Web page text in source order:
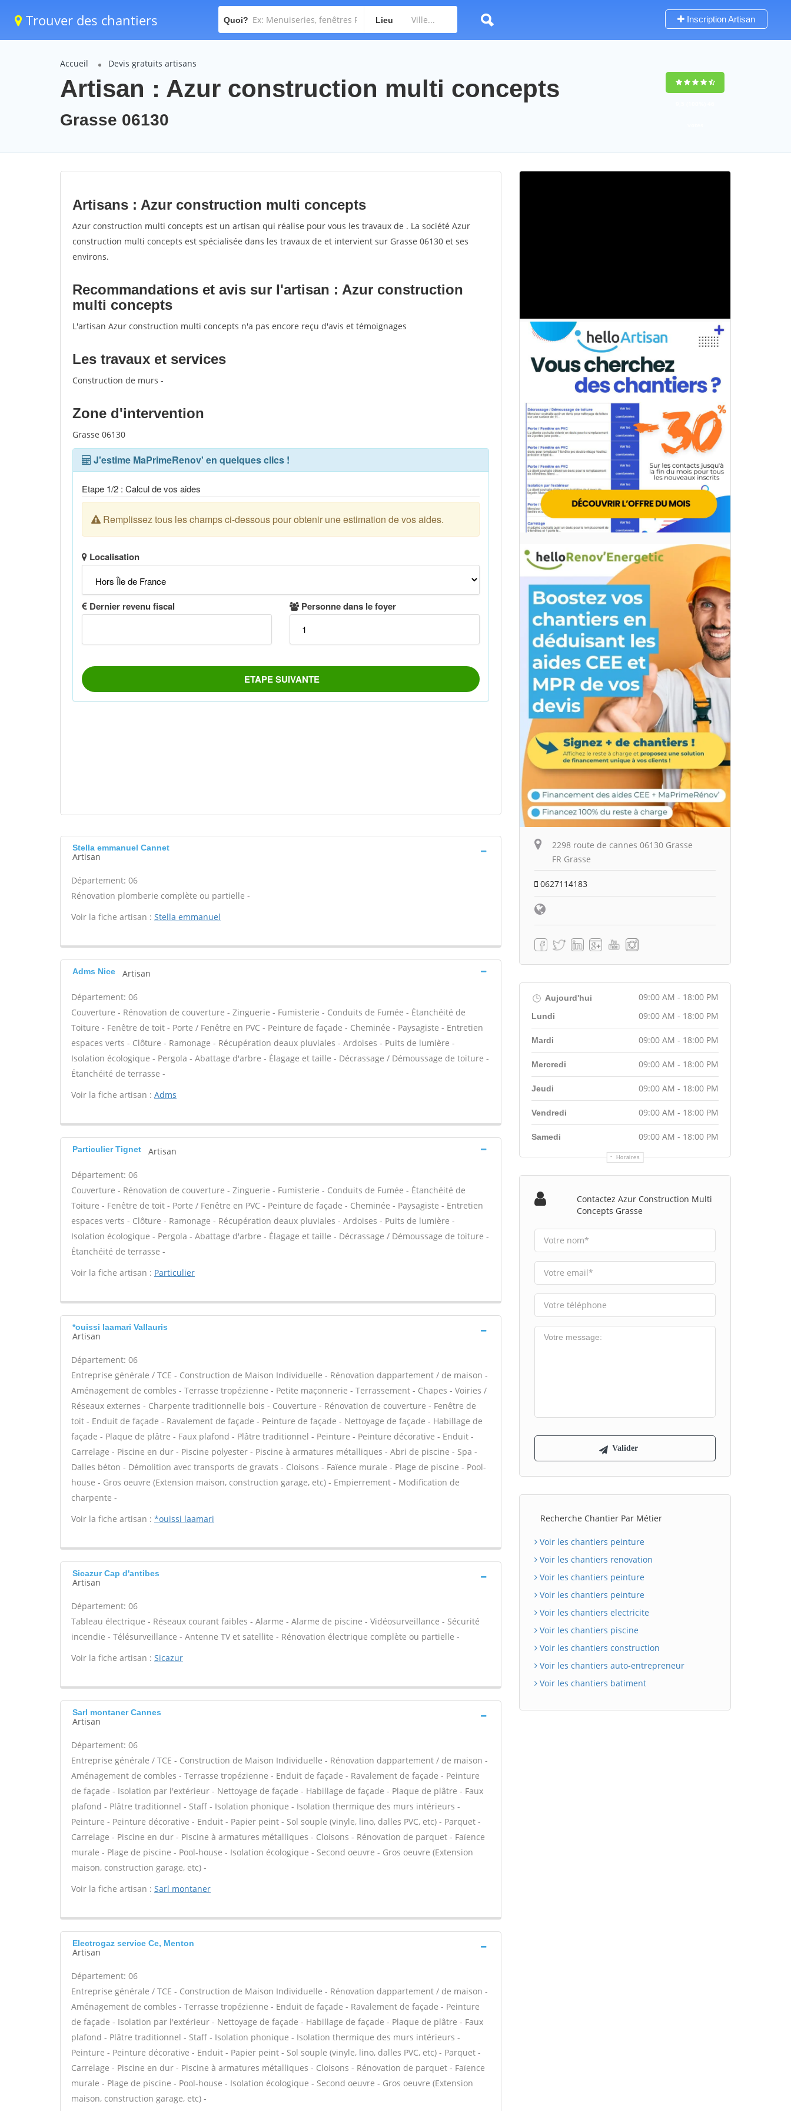
Trouver des chantiers Quoi? Lieu Inscription Artisan
Accueil Devis gratuits artisans
Artisan : Azur construction multi concepts
Grasse 06130
Artisans : Azur construction multi concepts
Azur construction multi concepts est un artisan qui réalise pour vous les travaux de . La société Azur
construction multi concepts est spécialisée dans les travaux de et intervient sur Grasse 06130 et ses
environs.
Recommandations et avis sur l'artisan : Azur construction
multi concepts
L'artisan Azur construction multi concepts n'a pas encore reçu d'avis et témoignages
Les travaux et services
Construction de murs -
Zone d'intervention
Grasse 06130
Stella emmanuel Cannet
Artisan
Département: 06
Rénovation plomberie complète ou partielle -
Voir la fiche artisan : Stella emmanuel
Adms Nice Artisan
Département: 06
Couverture - Rénovation de couverture - Zinguerie - Fumisterie - Conduits de Fumée - Étanchéité de
Toiture - Fenêtre de toit - Porte / Fenêtre en PVC - Peinture de façade - Cheminée - Paysagiste - Entretien
espaces verts - Clôture - Ramonage - Récupération deaux pluviales - Ardoises - Puits de lumière -
Isolation écologique - Pergola - Abattage d'arbre - Élagage et taille - Décrassage / Démoussage de toiture -
Étanchéité de terrasse -
Voir la fiche artisan : Adms
Particulier Tignet Artisan
Département: 06
Couverture - Rénovation de couverture - Zinguerie - Fumisterie - Conduits de Fumée - Étanchéité de
Toiture - Fenêtre de toit - Porte / Fenêtre en PVC - Peinture de façade - Cheminée - Paysagiste - Entretien
espaces verts - Clôture - Ramonage - Récupération deaux pluviales - Ardoises - Puits de lumière -
Isolation écologique - Pergola - Abattage d'arbre - Élagage et taille - Décrassage / Démoussage de toiture -
Étanchéité de terrasse -
Voir la fiche artisan : Particulier
*ouissi laamari Vallauris
Artisan
Département: 06
Entreprise générale / TCE - Construction de Maison Individuelle - Rénovation dappartement / de maison -
Aménagement de combles - Terrasse tropézienne - Petite maçonnerie - Terrassement - Chapes - Voiries /
Réseaux externes - Charpente traditionnelle bois - Couverture - Rénovation de couverture - Fenêtre de
toit - Enduit de façade - Ravalement de façade - Peinture de façade - Nettoyage de façade - Habillage de
façade - Plaque de plâtre - Faux plafond - Plâtre traditionnel - Peinture - Peinture décorative - Enduit -
Carrelage - Piscine en dur - Piscine polyester - Piscine à armatures métalliques - Abri de piscine - Spa -
Dalles béton - Démolition avec transports de gravats - Cloisons - Faïence murale - Plage de piscine - Pool-
house - Gros oeuvre (Extension maison, construction garage, etc) - Empierrement - Modification de
charpente -
Voir la fiche artisan : *ouissi laamari
Sicazur Cap d'antibes
Artisan
Département: 06
Tableau électrique - Réseaux courant faibles - Alarme - Alarme de piscine - Vidéosurveillance - Sécurité
incendie - Télésurveillance - Antenne TV et satellite - Rénovation électrique complète ou partielle -
Voir la fiche artisan : Sicazur
Sarl montaner Cannes
Artisan
Département: 06
Entreprise générale / TCE - Construction de Maison Individuelle - Rénovation dappartement / de maison -
Aménagement de combles - Terrasse tropézienne - Enduit de façade - Ravalement de façade - Peinture
de façade - Isolation par l'extérieur - Nettoyage de façade - Habillage de façade - Plaque de plâtre - Faux
plafond - Plâtre traditionnel - Staff - Isolation phonique - Isolation thermique des murs intérieurs -
Peinture - Peinture décorative - Enduit - Papier peint - Sol souple (vinyle, lino, dalles PVC, etc) - Parquet -
Carrelage - Piscine en dur - Piscine à armatures métalliques - Cloisons - Rénovation de parquet - Faïence
murale - Plage de piscine - Pool-house - Isolation écologique - Second oeuvre - Gros oeuvre (Extension
maison, construction garage, etc) -
Voir la fiche artisan : Sarl montaner
Electrogaz service Ce, Menton
Artisan
Département: 06
Entreprise générale / TCE - Construction de Maison Individuelle - Rénovation dappartement / de maison -
Aménagement de combles - Terrasse tropézienne - Enduit de façade - Ravalement de façade - Peinture
de façade - Isolation par l'extérieur - Nettoyage de façade - Habillage de façade - Plaque de plâtre - Faux
plafond - Plâtre traditionnel - Staff - Isolation phonique - Isolation thermique des murs intérieurs -
Peinture - Peinture décorative - Enduit - Papier peint - Sol souple (vinyle, lino, dalles PVC, etc) - Parquet -
Carrelage - Piscine en dur - Piscine à armatures métalliques - Cloisons - Rénovation de parquet - Faïence
murale - Plage de piscine - Pool-house - Isolation écologique - Second oeuvre - Gros oeuvre (Extension
maison, construction garage, etc) -
2298 route de cannes 06130 Grasse
FR Grasse
0627114183
Aujourd'hui 09:00 AM - 18:00 PM
Horaires
Lundi 09:00 AM - 18:00 PM
Mardi 09:00 AM - 18:00 PM
Mercredi 09:00 AM - 18:00 PM
Jeudi 09:00 AM - 18:00 PM
Vendredi 09:00 AM - 18:00 PM
Samedi 09:00 AM - 18:00 PM
Contactez Azur Construction Multi
Concepts Grasse
Recherche Chantier Par Métier
Voir les chantiers peinture
Voir les chantiers renovation
Voir les chantiers peinture
Voir les chantiers peinture
Voir les chantiers electricite
Voir les chantiers piscine
Voir les chantiers construction
Voir les chantiers auto-entrepreneur
Voir les chantiers batiment